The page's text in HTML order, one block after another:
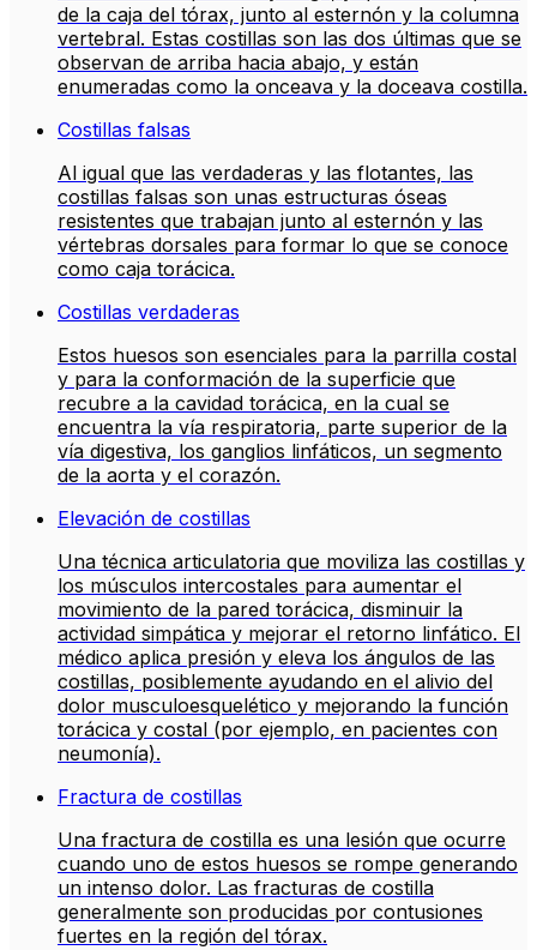
de la caja del tórax, junto al esternón y la columna
vertebral. Estas costillas son las dos últimas que se
observan de arriba hacia abajo, y están
enumeradas como la onceava y la doceava costilla.
Costillas falsas
Al igual que las verdaderas y las flotantes, las
costillas falsas son unas estructuras óseas
resistentes que trabajan junto al esternón y las
vértebras dorsales para formar lo que se conoce
como caja torácica.
Costillas verdaderas
Estos huesos son esenciales para la parrilla costal
y para la conformación de la superficie que
recubre a la cavidad torácica, en la cual se
encuentra la vía respiratoria, parte superior de la
vía digestiva, los ganglios linfáticos, un segmento
de la aorta y el corazón.
Elevación de costillas
Una técnica articulatoria que moviliza las costillas y
los músculos intercostales para aumentar el
movimiento de la pared torácica, disminuir la
actividad simpática y mejorar el retorno linfático. El
médico aplica presión y eleva los ángulos de las
costillas, posiblemente ayudando en el alivio del
dolor musculoesquelético y mejorando la función
torácica y costal (por ejemplo, en pacientes con
neumonía).
Fractura de costillas
Una fractura de costilla es una lesión que ocurre
cuando uno de estos huesos se rompe generando
un intenso dolor. Las fracturas de costilla
generalmente son producidas por contusiones
fuertes en la región del tórax.